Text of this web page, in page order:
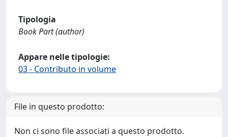
Tipologia
Book Part (author)
Appare nelle tipologie:
03 - Contributo in volume
File in questo prodotto:
Non ci sono file associati a questo prodotto.